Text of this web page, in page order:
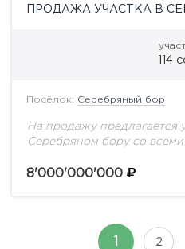
ПРОДАЖА УЧАСТКА В
114
Посёлок: Серебряный бор
На продажу предлагается
Серебряном бору со
куб.м/час-
8'000'000'000
2